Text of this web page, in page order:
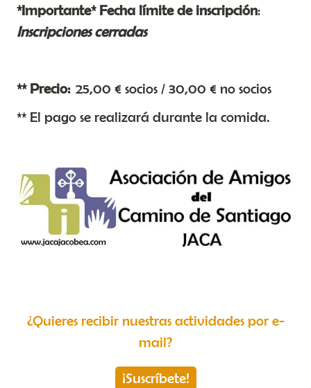
*Importante* Fecha límite de inscripción:
Inscripciones cerradas
** Precio:25,00 € socios / 30,00 € no socios
** El pago se realizará durante la comida.
¿Quieres recibir nuestras actividades por e-
mail?
¡Suscríbete!